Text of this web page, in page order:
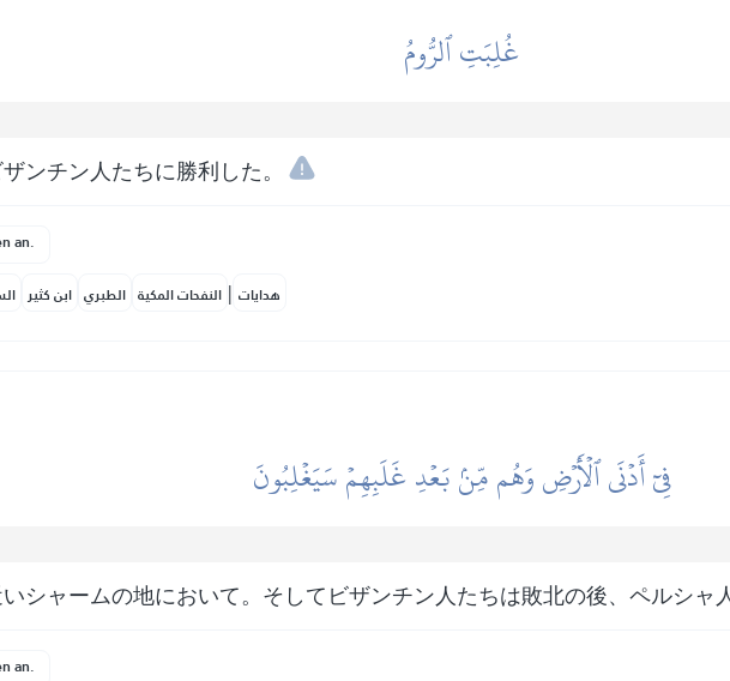
غُلِبَتِ ٱلرُّومُ
ンチン人たちに勝利した。
an.
ابن كثير الطبري النفحات المكية | هدايات
فِيٓ أَدۡنَى ٱلۡأَرۡضِ وَهُم مِّنۢ بَعۡدِ غَلَبِهِمۡ سَيَغۡلِبُونَ
シャームの地において。そしてビザンチン人たちは敗北の後、ペルシャ
an.